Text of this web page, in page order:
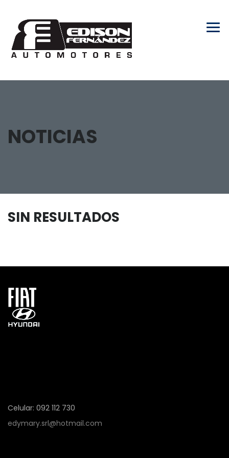
NOTICIAS
SIN RESULTADOS
Celular: 092 112 730
edymary.srl@hotmail.com